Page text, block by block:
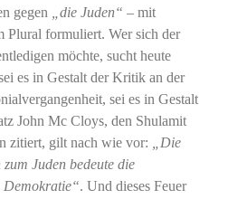
gegen
„die Juden“ – mit
Plural formuliert. Wer sich der
möchte, sucht heute
es in Gestalt der Kritik an der
sei es in Gestalt
John Mc Cloys, den Shulamit
zitiert, gilt nach wie vor:
„Die
Juden bedeute die
Demokratie“. Und dieses Feuer